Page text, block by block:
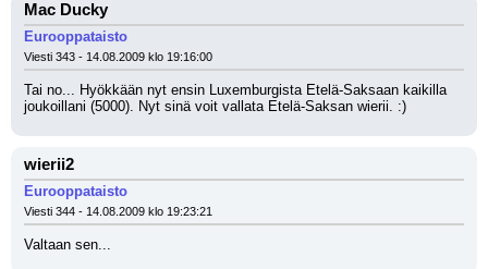
Mac Ducky
Eurooppataisto
Viesti 343 - 14.08.2009 klo 19:16:00
Tai no... Hyökkään nyt ensin Luxemburgista Etelä-Saksaan kaikilla
joukoillani (5000). Nyt sinä voit vallata Etelä-Saksan wierii. :)
wierii2
Eurooppataisto
Viesti 344 - 14.08.2009 klo 19:23:21
Valtaan sen...